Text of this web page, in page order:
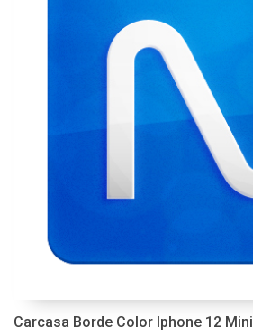
Carcasa Borde Color Iphone 12 Mini